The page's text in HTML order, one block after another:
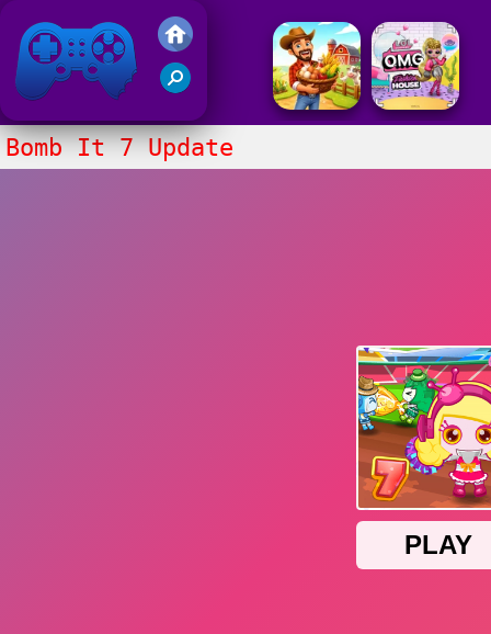
Gry Friv 5
Bomb It 7 Update